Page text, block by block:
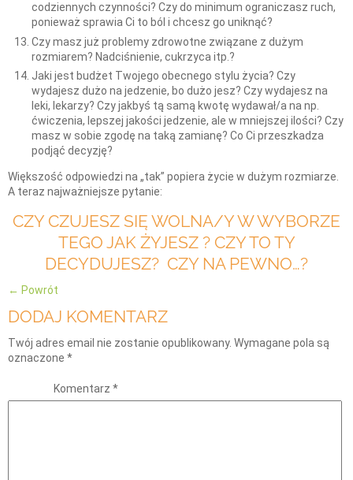
codziennych czynności? Czy do minimum ograniczasz ruch,
ponieważ sprawia Ci to ból i chcesz go uniknąć?
Czy masz już problemy zdrowotne związane z dużym
rozmiarem? Nadciśnienie, cukrzyca itp.?
Jaki jest budżet Twojego obecnego stylu życia? Czy
wydajesz dużo na jedzenie, bo dużo jesz? Czy wydajesz na
leki, lekarzy? Czy jakbyś tą samą kwotę wydawał/a na np.
ćwiczenia, lepszej jakości jedzenie, ale w mniejszej ilości? Czy
masz w sobie zgodę na taką zamianę? Co Ci przeszkadza
podjąć decyzję?
Większość odpowiedzi na „tak” popiera życie w dużym rozmiarze.
A teraz najważniejsze pytanie:
CZY CZUJESZ SIĘ WOLNA/Y W WYBORZE
TEGO JAK ŻYJESZ ? CZY TO TY
DECYDUJESZ? CZY NA PEWNO…?
← Powrót
DODAJ KOMENTARZ
Twój adres email nie zostanie opublikowany. Wymagane pola są
oznaczone *
Komentarz *